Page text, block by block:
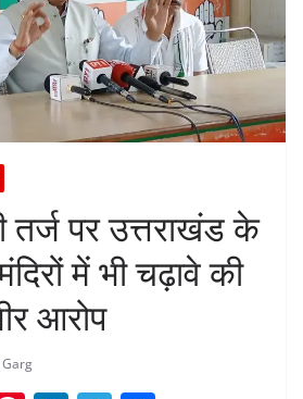
तर्ज पर उत्तराखंड के
में भी चढ़ावे की
आरोप